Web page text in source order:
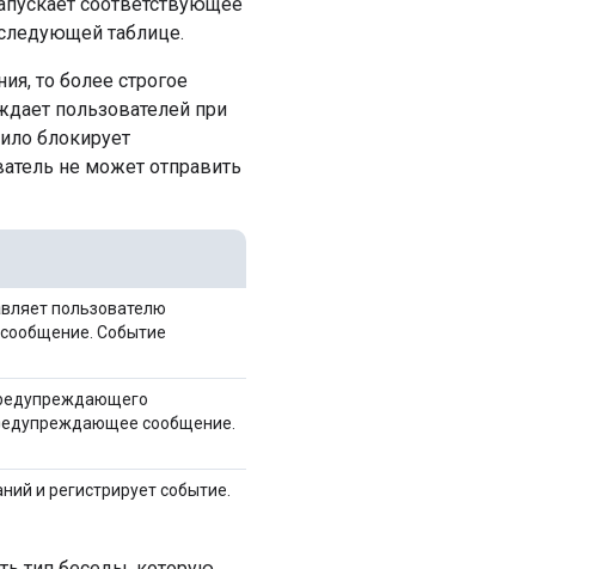
таблице.
то более строгое
пользователей при
блокирует
не может отправить
пользователю
Событие
сообщение.
и регистрирует событие.